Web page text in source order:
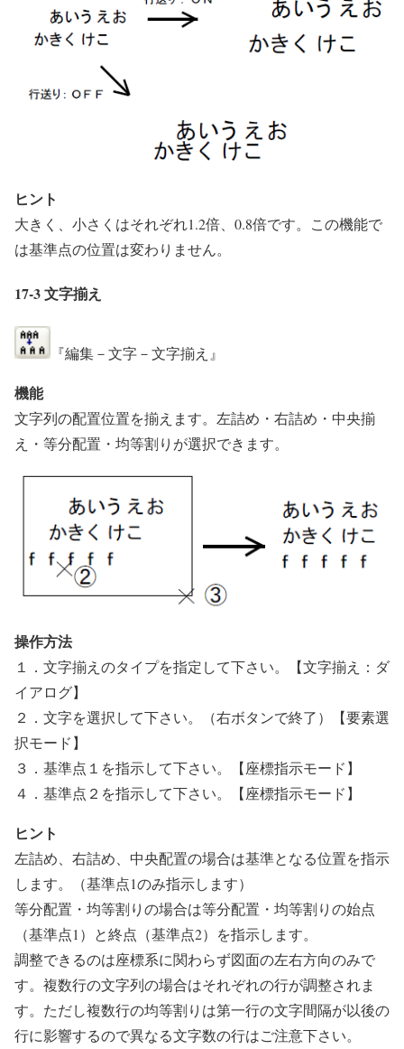
ヒント
大きく、小さくはそれぞれ1.2倍、0.8倍です。この機能で
は基準点の位置は変わりません。
17-3 文字揃え
『編集－文字－文字揃え』
機能
文字列の配置位置を揃えます。左詰め・右詰め・中央揃
え・等分配置・均等割りが選択できます。
操作方法
１．文字揃えのタイプを指定して下さい。【文字揃え：ダ
イアログ】
２．文字を選択して下さい。（右ボタンで終了）【要素選
択モード】
３．基準点１を指示して下さい。【座標指示モード】
４．基準点２を指示して下さい。【座標指示モード】
ヒント
左詰め、右詰め、中央配置の場合は基準となる位置を指示
します。（基準点1のみ指示します）
等分配置・均等割りの場合は等分配置・均等割りの始点
（基準点1）と終点（基準点2）を指示します。
調整できるのは座標系に関わらず図面の左右方向のみで
す。複数行の文字列の場合はそれぞれの行が調整されま
す。ただし複数行の均等割りは第一行の文字間隔が以後の
行に影響するので異なる文字数の行はご注意下さい。